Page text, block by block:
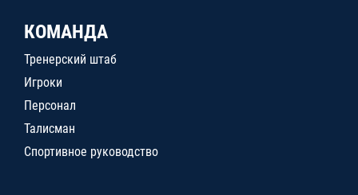
КОМАНДА
Тренерский штаб
Игроки
Персонал
Талисман
Спортивное руководство